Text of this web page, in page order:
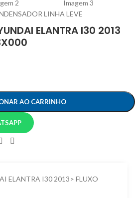
LINHA LEVE
ELANTRA I30 2013
AO CARRINHO
ELANTRA I30 2013> FLUXO